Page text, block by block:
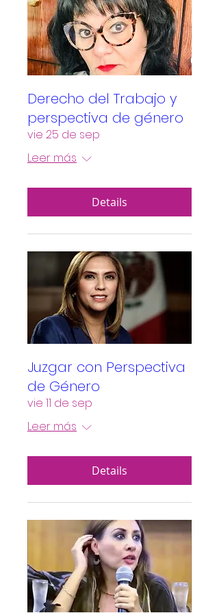
Derecho del Trabajo y
perspectiva de género
vie 25 de sep
Leer más
Details
Juzgar con Perspectiva
de Género
vie 11 de sep
Leer más
Details